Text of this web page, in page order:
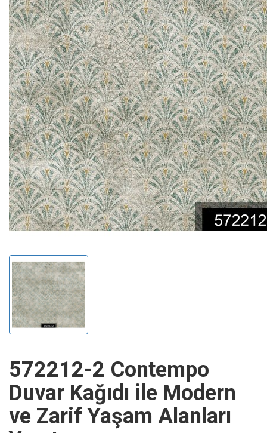
572212-2 Contempo
Duvar Kağıdı ile Modern
ve Zarif Yaşam Alanları